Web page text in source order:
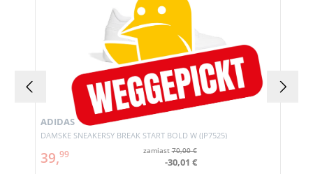
DAMSKE SNEAKERSY BREAK START BOLD W (JP7525)
ADIDAS
39,99 zamiast70,00 €
-30,01 €